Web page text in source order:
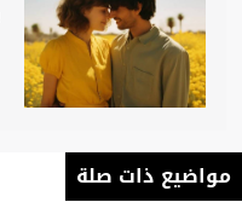
مواضيع ذات صلة